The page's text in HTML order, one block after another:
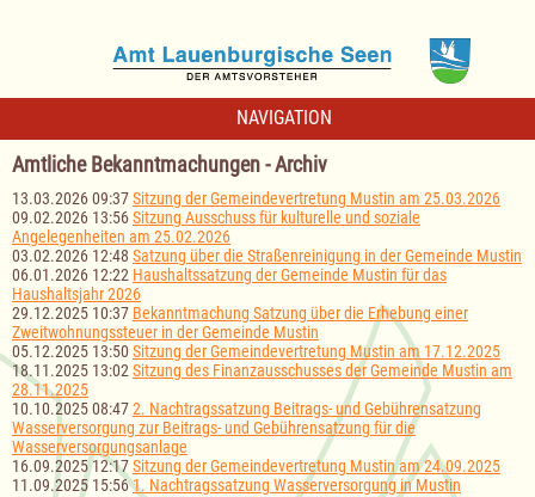
NAVIGATION
Amtliche Bekanntmachungen - Archiv
13.03.2026 09:37Sitzung der Gemeindevertretung Mustin am 25.03.2026
09.02.2026 13:56Sitzung Ausschuss für kulturelle und soziale
Angelegenheiten am 25.02.2026
03.02.2026 12:48 Satzung über die Straßenreinigung in der Gemeinde Mustin
06.01.2026 12:22 Haushaltssatzung der Gemeinde Mustin für das
Haushaltsjahr 2026
29.12.2025 10:37 Bekanntmachung Satzung über die Erhebung einer
Zweitwohnungssteuer in der Gemeinde Mustin
05.12.2025 13:50 Sitzung der Gemeindevertretung Mustin am 17.12.2025
18.11.2025 13:02 Sitzung des Finanzausschusses der Gemeinde Mustin am
28.11.2025
10.10.2025 08:472. Nachtragssatzung Beitrags- und Gebührensatzung
Wasserversorgung zur Beitrags- und Gebührensatzung für die
Wasserversorgungsanlage
16.09.2025 12:17Sitzung der Gemeindevertretung Mustin am 24.09.2025
11.09.2025 15:561. Nachtragssatzung Wasserversorgung in Mustin